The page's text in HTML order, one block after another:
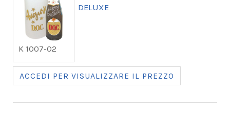
K 1007-02
DELUXE
ACCEDI PER VISUALIZZARE IL PREZZO